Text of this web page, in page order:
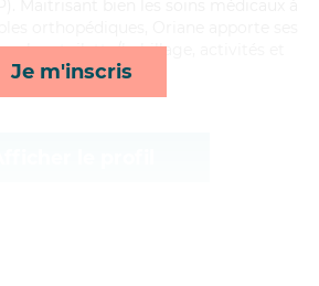
Je m'inscris
toilette/habillage, activités et
mobilité*